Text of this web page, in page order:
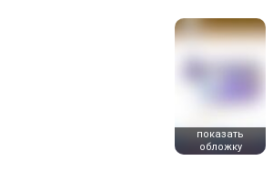
показать
обложку